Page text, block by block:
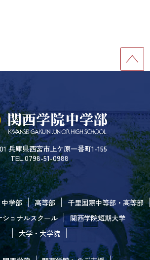
兵庫県西宮市上ケ原一番町1-155
TEL.0798-51-0988
中学部 高等部
千里国際中等部・高等部
ョナルスクール
関西学院短期大学
大学・大学院